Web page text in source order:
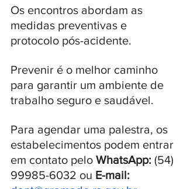
Os encontros abordam as
medidas preventivas e
protocolo pós-acidente.
Prevenir é o melhor caminho
para garantir um ambiente de
trabalho seguro e saudável.
Para agendar uma palestra, os
estabelecimentos podem entrar
em contato pelo WhatsApp: (54)
99985-6032 ou E-mail: